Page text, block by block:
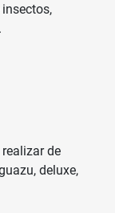
de
deluxe,